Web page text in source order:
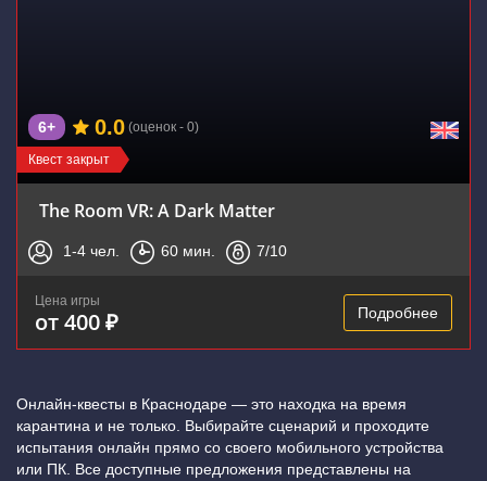
Квест закрыт
6+ 0.0 (оценок - 0)
The Room VR: A Dark Matter
1-4 чел. 60 мин. 7/10
Цена игры
от 400 ₽ Подробнее
Онлайн-квесты в Краснодаре — это находка на время
карантина и не только. Выбирайте сценарий и проходите
испытания онлайн прямо со своего мобильного устройства
или ПК. Все доступные предложения представлены на